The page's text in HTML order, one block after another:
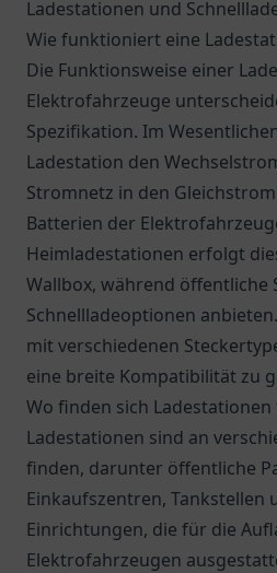
Ladestationen und
Wie funktioniert eine
Die Funktionsweise einer
Elektrofahrzeuge
Spezifikation. Im
Ladestation den
Stromnetz in den
Batterien der
Heimladestationen erfolgt
Wallbox, während öffentliche
Schnellladeoptionen
mit verschiedenen
eine breite Kompatibilität zu
Wo finden sich
Ladestationen sind an
finden, darunter öffentliche
Einkaufszentren, Tankstellen
Einrichtungen, die für die
Elektrofahrzeugen